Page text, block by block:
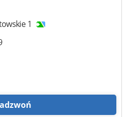
1